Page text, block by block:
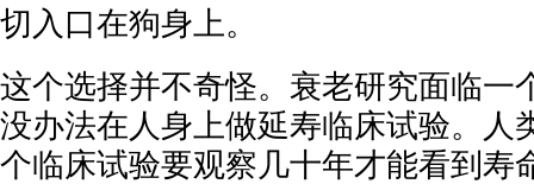
切入口在狗身上。
这个选择并不奇怪。衰老研究面临一
没办法在人身上做延寿临床试验。
个临床试验要观察几十年才能看到寿